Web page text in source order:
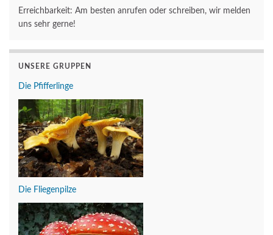
Erreichbarkeit: Am besten anrufen oder schreiben, wir melden
uns sehr gerne!
UNSERE GRUPPEN
Die Pfifferlinge
Die Fliegenpilze